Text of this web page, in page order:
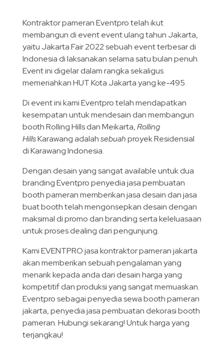
Kontraktor pameran Eventpro telah ikut
membangun di event event ulang tahun Jakarta,
yaitu Jakarta Fair 2022 sebuah event terbesar di
Indonesia di laksanakan selama satu bulan penuh.
Event ini digelar dalam rangka sekaligus
memeriahkan HUT Kota Jakarta yang ke-495.
Di event ini kami Eventpro telah mendapatkan
kesempatan untuk mendesain dan membangun
booth Rolling Hills dan Meikarta,Rolling
HillsKarawang adalahsebuahproyek Residensial
di Karawang Indonesia.
Dengan desain yang sangat available untuk dua
branding Eventpro penyedia jasa pembuatan
booth pameran memberikan jasa desain dan jasa
buat booth telah mengonsepkan desain dengan
maksimal di promo dan branding serta keleluasaan
untuk proses dealing dari pengunjung.
Kami EVENTPRO jasa kontraktor pameran jakarta
akan memberikan sebuah pengalaman yang
menarik kepada anda dari desain harga yang
kompetitif dan produksi yang sangat memuaskan.
Eventpro sebagai penyedia sewa booth pameran
jakarta, penyedia jasa pembuatan dekorasi booth
pameran. Hubungi sekarang! Untuk harga yang
terjangkau!